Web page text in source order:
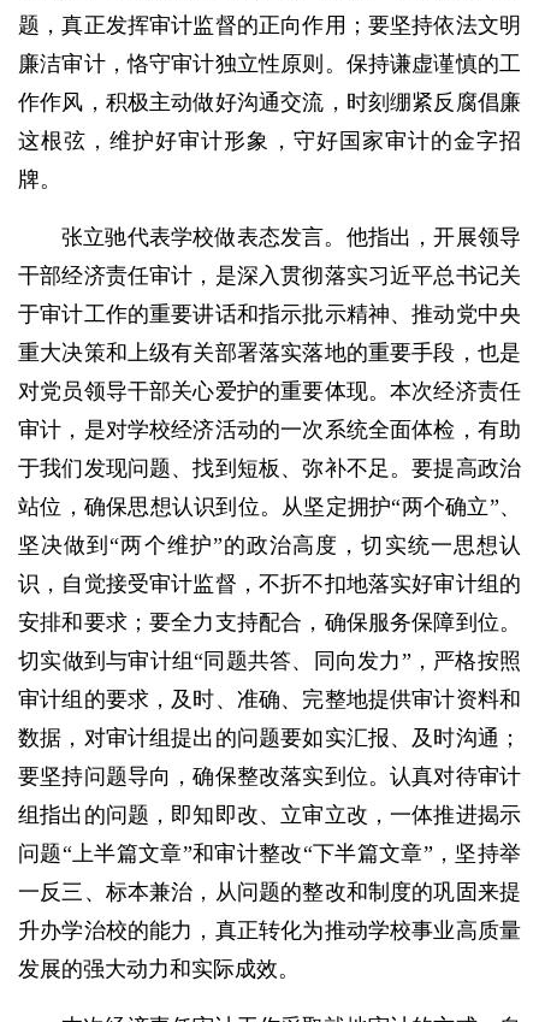
题，真正发挥审计监督的正向作用；要坚持依法文明
廉洁审计，恪守审计独立性原则。保持谦虚谨慎的工
作作风，积极主动做好沟通交流，时刻绷紧反腐倡廉
这根弦，维护好审计形象，守好国家审计的金字招
牌。
张立驰代表学校做表态发言。他指出，开展领导
干部经济责任审计，是深入贯彻落实习近平总书记关
于审计工作的重要讲话和指示批示精神、推动党中央
重大决策和上级有关部署落实落地的重要手段，也是
对党员领导干部关心爱护的重要体现。本次经济责任
审计，是对学校经济活动的一次系统全面体检，有助
于我们发现问题、找到短板、弥补不足。要提高政治
站位，确保思想认识到位。从坚定拥护“两个确立”、
坚决做到“两个维护”的政治高度，切实统一思想认
识，自觉接受审计监督，不折不扣地落实好审计组的
安排和要求；要全力支持配合，确保服务保障到位。
切实做到与审计组“同题共答、同向发力”，严格按照
审计组的要求，及时、准确、完整地提供审计资料和
数据，对审计组提出的问题要如实汇报、及时沟通；
要坚持问题导向，确保整改落实到位。认真对待审计
组指出的问题，即知即改、立审立改，一体推进揭示
问题“上半篇文章”和审计整改“下半篇文章”，坚持举
一反三、标本兼治，从问题的整改和制度的巩固来提
升办学治校的能力，真正转化为推动学校事业高质量
发展的强大动力和实际成效。